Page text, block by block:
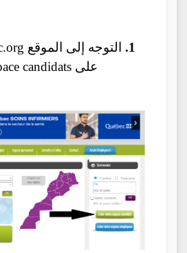
1.
على Créer votre espace candidats.